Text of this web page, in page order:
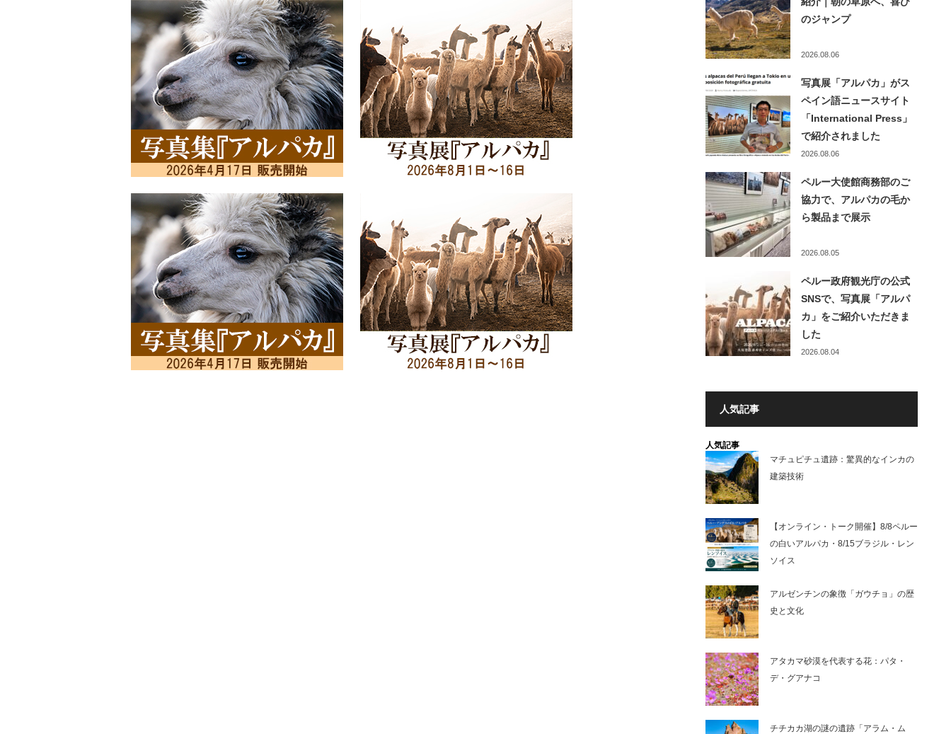
のジャンプ
2026.08.06
写真展「アルパカ」がス
ペイン語ニュースサイト
「International Press」
で紹介されました
2026.08.06
ペルー大使館商務部のご
協力で、アルパカの毛か
ら製品まで展示
2026.08.05
ペルー政府観光庁の公式
SNSで、写真展「アルパ
カ」をご紹介いただきま
した
2026.08.04
人気記事
人気記事
マチュピチュ遺跡：驚異的なインカの
建築技術
【オンライン・トーク開催】8/8ペルー
の白いアルパカ・8/15ブラジル・レン
ソイス
アルゼンチンの象徴「ガウチョ」の歴
史と文化
アタカマ砂漠を代表する花：パタ・
デ・グアナコ
チチカカ湖の謎の遺跡「アラム・ム